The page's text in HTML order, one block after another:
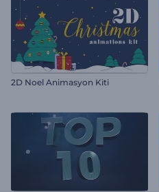
2D Noel Animasyon Kiti